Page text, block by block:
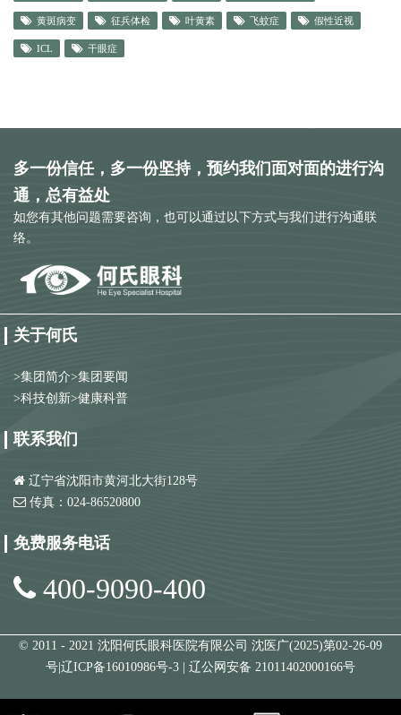
黄斑病变 征兵体检 叶黄素 飞蚊症 假性近视
ICL 干眼症
多一份信任，多一份坚持，预约我们面对面的进行沟
通，总有益处
如您有其他问题需要咨询，也可以通过以下方式与我们进行沟通联
络。
关于何氏
>集团简介>集团要闻
>科技创新>健康科普
联系我们
辽宁省沈阳市黄河北大街128号
传真：024-86520800
免费服务电话
400-9090-400
© 2011 - 2021 沈阳何氏眼科医院有限公司 沈医广(2025)第02-26-09
号| 辽ICP备16010986号-3 辽公网安备 21011402000166号